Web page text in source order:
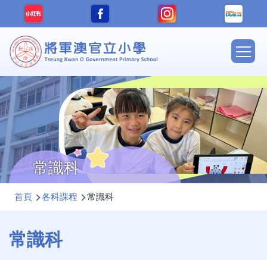
移至主內容
Main
常識科
導
連
結
首頁 各科課程 常識科
常識科